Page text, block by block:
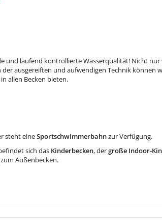
und laufend kontrollierte Wasserqualität! Nicht nur
ausgereiften und aufwendigen Technik können
allen Becken bieten.
steht eineSportschwimmerbahnzur Verfügung.
sich das Kinderbecken, dergroße Indoor-
Außenbecken.